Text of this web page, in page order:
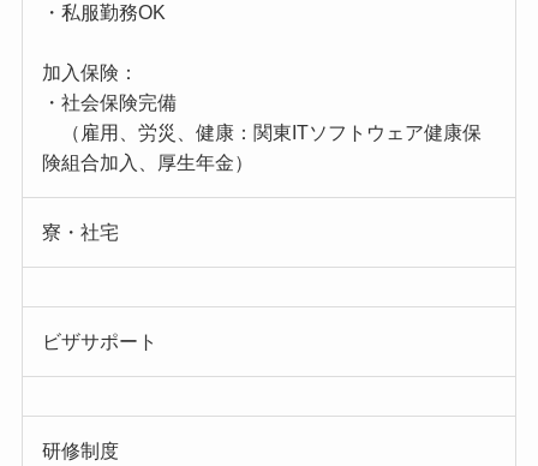
・私服勤務OK
加入保険：
・社会保険完備
（雇用、労災、健康：関東ITソフトウェア健康保
険組合加入、厚生年金）
寮・社宅
ビザサポート
研修制度